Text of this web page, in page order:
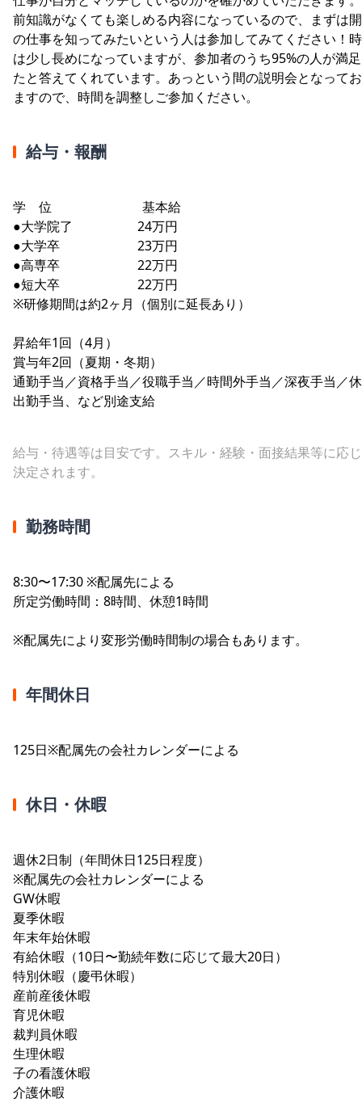
前知識がなくても楽しめる内容になっているので、まずは
の仕事を知ってみたいという人は参加してみてください！
は少し長めになっていますが、参加者のうち95%の人が満
たと答えてくれています。あっという間の説明会となって
ますので、時間を調整しご参加ください。
給与・報酬
学 位 基本給
●大学院了 24万円
●大学卒 23万円
●高専卒 22万円
●短大卒 22万円
※研修期間は約2ヶ月（個別に延長あり）
昇給年1回（4月）
賞与年2回（夏期・冬期）
通勤手当／資格手当／役職手当／時間外手当／深夜手当／
出勤手当、など別途支給
給与・待遇等は目安です。スキル・経験・面接結果等に応
決定されます。
勤務時間
8:30〜17:30 ※配属先による
所定労働時間：8時間、休憩1時間
※配属先により変形労働時間制の場合もあります。
年間休日
125日※配属先の会社カレンダーによる
休日・休暇
週休2日制（年間休日125日程度）
※配属先の会社カレンダーによる
GW休暇
夏季休暇
年末年始休暇
有給休暇（10日〜勤続年数に応じて最大20日）
特別休暇（慶弔休暇）
産前産後休暇
育児休暇
裁判員休暇
生理休暇
子の看護休暇
介護休暇